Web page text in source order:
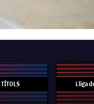
Liga
TÍTOLS Lliga